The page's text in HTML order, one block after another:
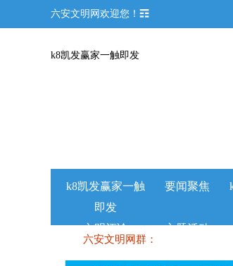
六安文明网欢迎您！☶
k8凯发赢家一触即发
k8凯发赢家一触
即发
要闻聚焦
文明评论
主题活动
六安文明网群：